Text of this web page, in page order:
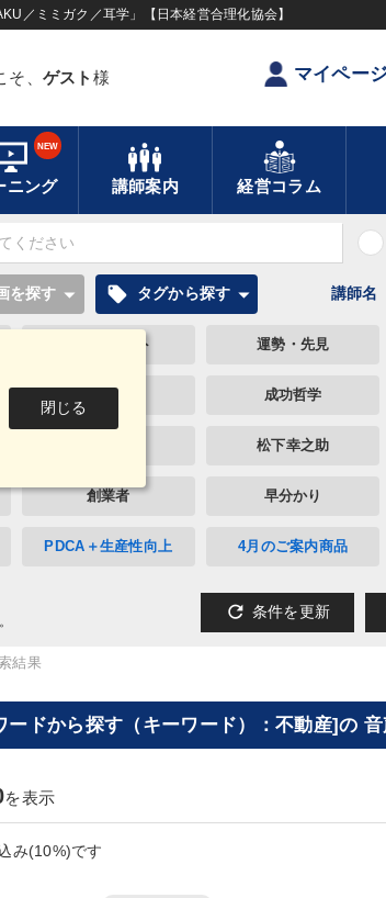
／ミミガク／耳学」【日本経営合理化協会】
そ、 ゲスト 様 マイペー
ニング
NEW
講師案内 経営コラム
閉じる
を探す local_offer タグから探す 講師名
マネジメント 運勢・先見
資産運用 成功哲学
松下幸之助
創業者 早分かり
PDCA＋生産性向上 4月のご案内商品
refresh 条件を更新
結果
ードから探す（キーワード）：不動産]の
を表示
み(10%)です